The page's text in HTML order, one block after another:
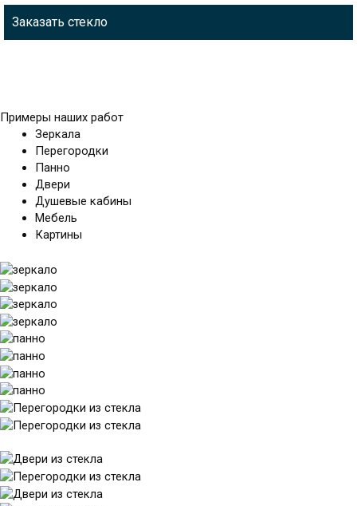
Заказать стекло
Примеры наших работ
Зеркала
Перегородки
Панно
Двери
Душевые кабины
Мебель
Картины